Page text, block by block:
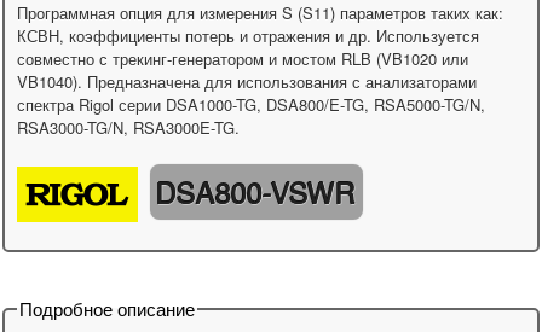
Программная опция для измерения S (S11) параметров таких как:
КСВН, коэффициенты потерь и отражения и др. Используется
совместно с трекинг-генератором и мостом RLB (VB1020 или
VB1040). Предназначена для использования с анализаторами
спектра Rigol серии DSA1000-TG, DSA800/E-TG, RSA5000-TG/N,
RSA3000-TG/N, RSA3000E-TG.
DSA800-VSWR
Подробное описание